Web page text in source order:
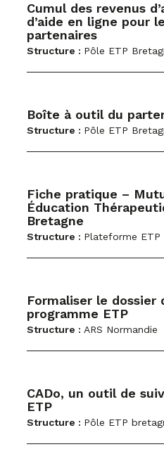
Cumul des revenus
d’aide en ligne pour
partenaires
Structure : Pôle ETP
Boîte à outil du
Structure : Pôle ETP
Fiche pratique –
Éducation
Bretagne
Structure : Plateforme ETP
Formaliser le dossier
programme ETP
Structure : ARS Normandie
CADo, un outil de
ETP
Structure : Pôle ETP